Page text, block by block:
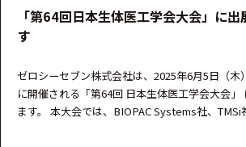
「第64回日本生体医工学会大会」に出
す
ゼロシーセブン株式会社は、2025年6月5日（木
に開催される「第64回 日本生体医工学会大会」
ます。 本大会では、BIOPAC Systems社、TMSi